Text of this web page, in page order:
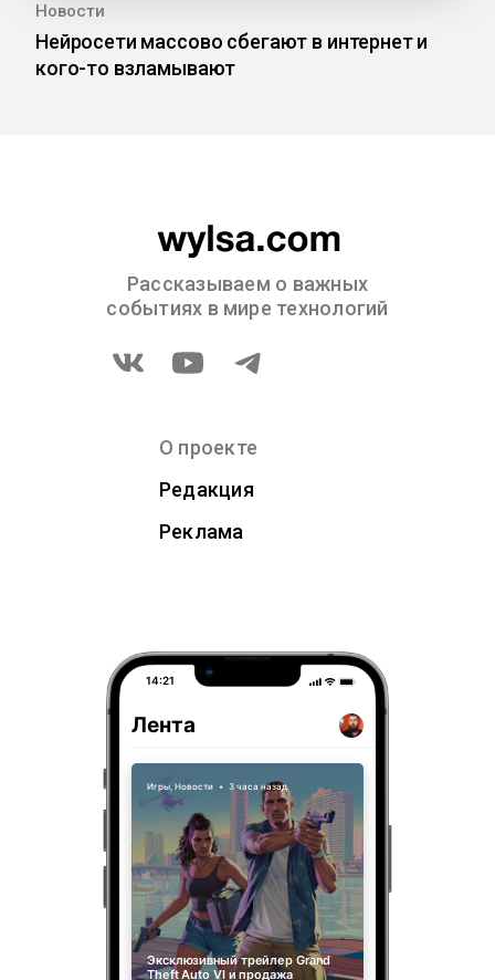
Новости
Нейросети массово сбегают в интернет и
кого-то взламывают
Рассказываем о важных
событиях в мире технологий
О проекте
Редакция
Реклама
14:21
Лента
Игры, Новости • 3 часа назад
Эксклюзивный трейлер Grand
Theft Auto VI и продажа